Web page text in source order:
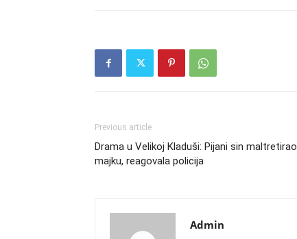
Previous article
Drama u Velikoj Kladuši: Pijani sin maltretirao
majku, reagovala policija
Admin